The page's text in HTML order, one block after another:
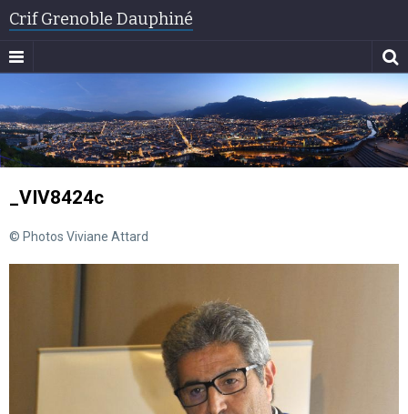
Crif Grenoble Dauphiné
_VIV8424c
© Photos Viviane Attard